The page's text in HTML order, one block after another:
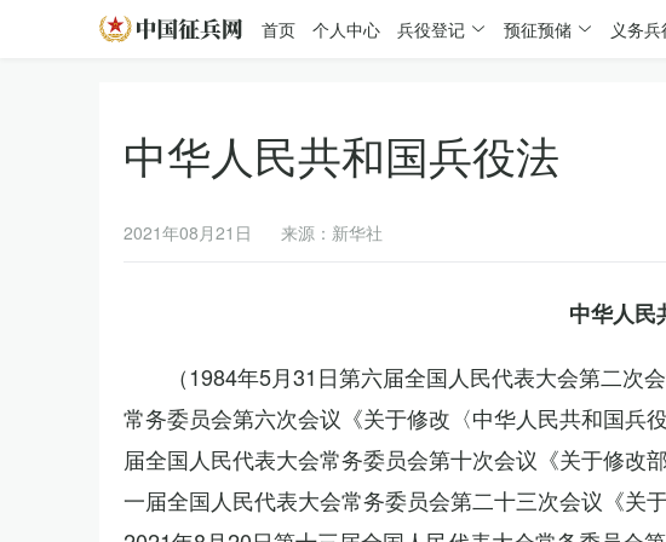
首页 个人中心 兵役登记 预征预储 义务
中华人民共和国兵役法
2021年08月21日 来源：新华社
中华人民
（1984年5月31日第六届全国人民代表大会第二
常务委员会第六次会议《关于修改〈中华人民共和国兵
届全国人民代表大会常务委员会第十次会议《关于修改
一届全国人民代表大会常务委员会第二十三次会议《关